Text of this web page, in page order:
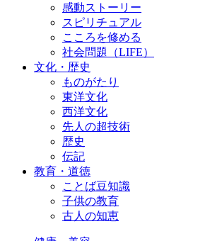
感動ストーリー
スピリチュアル
こころを修める
社会問題（LIFE）
文化・歴史
ものがたり
東洋文化
西洋文化
先人の超技術
歴史
伝記
教育・道徳
ことば豆知識
子供の教育
古人の知恵